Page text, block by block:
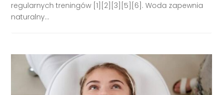
regularnych treningów [1][2][3][5][6]. Woda zapewnia
naturalny...